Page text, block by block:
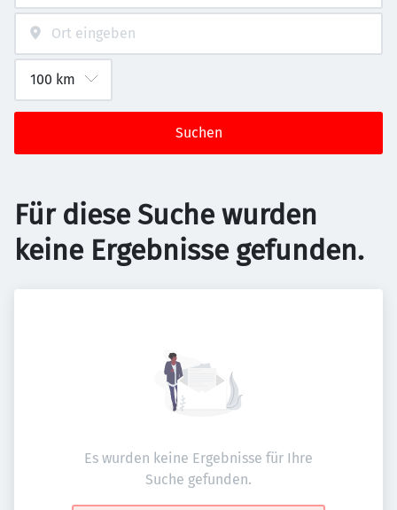
Suchen
Für diese Suche wurden
keine Ergebnisse gefunden.
Es wurden keine Ergebnisse für Ihre
Suche gefunden.